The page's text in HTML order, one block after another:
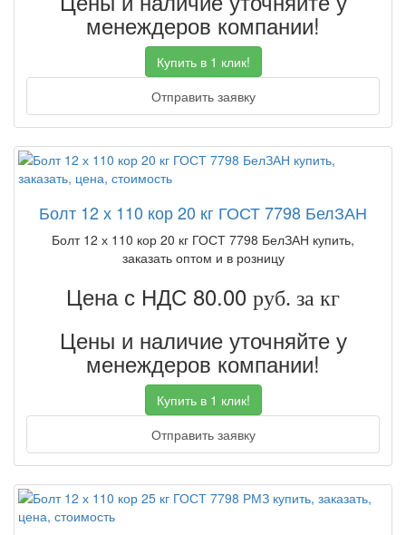
менеждеров компании!
Купить в 1 клик!
Отправить заявку
Болт 12 х 110 кор 20 кг ГОСТ 7798 БелЗАН
Болт 12 х 110 кор 20 кг ГОСТ 7798 БелЗАН купить,
заказать оптом и в розницу
Цена с НДС 80.00 руб. за кг
Цены и наличие уточняйте у
менеждеров компании!
Купить в 1 клик!
Отправить заявку